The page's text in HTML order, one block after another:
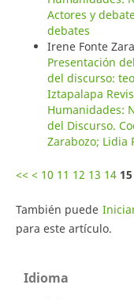
Actores y
debates
Irene Fonte
Presentación
del discurso:
Iztapalapa
Humanidades:
del Discurso.
Zarabozo; Lidia
<< < 10 11 12 13 14 15
También puede
para este artículo.
Idioma